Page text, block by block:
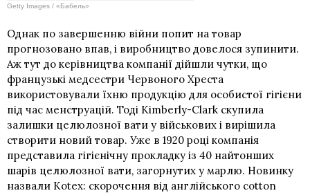
Getty Images / «Бабель»
Однак по завершенню війни попит на товар
прогнозовано впав, і виробництво довелося зупинити.
Аж тут до керівництва компанії дійшли чутки, що
французькі медсестри Червоного Хреста
використовували їхню продукцію для особистої гігієни
під час менструацій. Тоді Kimberly-Clark скупила
залишки целюлозної вати у військових і вирішила
створити новий товар. Уже в 1920 році компанія
представила гігієнічну прокладку із 40 найтонших
шарів целюлозної вати, загорнутих у марлю. Новинку
назвали Kotex: скорочення від англійського cotton